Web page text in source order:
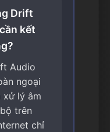
Drift
kết
Audio
ngoại
xử lý âm
trên
chỉ